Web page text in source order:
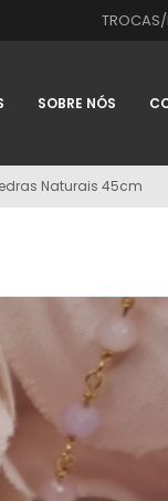
SOBRE NÓS
Naturais 45cm